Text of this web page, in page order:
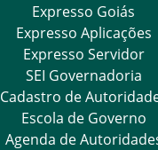
Expresso Goiás
Expresso Aplicações
Expresso Servidor
SEI Governadoria
Cadastro de
Escola de Governo
Agenda de